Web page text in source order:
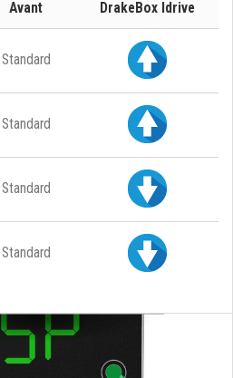
Avant DrakeBox Idrive
Standard
Standard
Standard
Standard